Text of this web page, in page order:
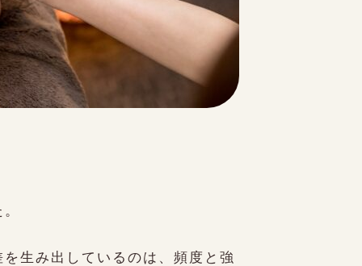
生み出しているのは、頻度と強